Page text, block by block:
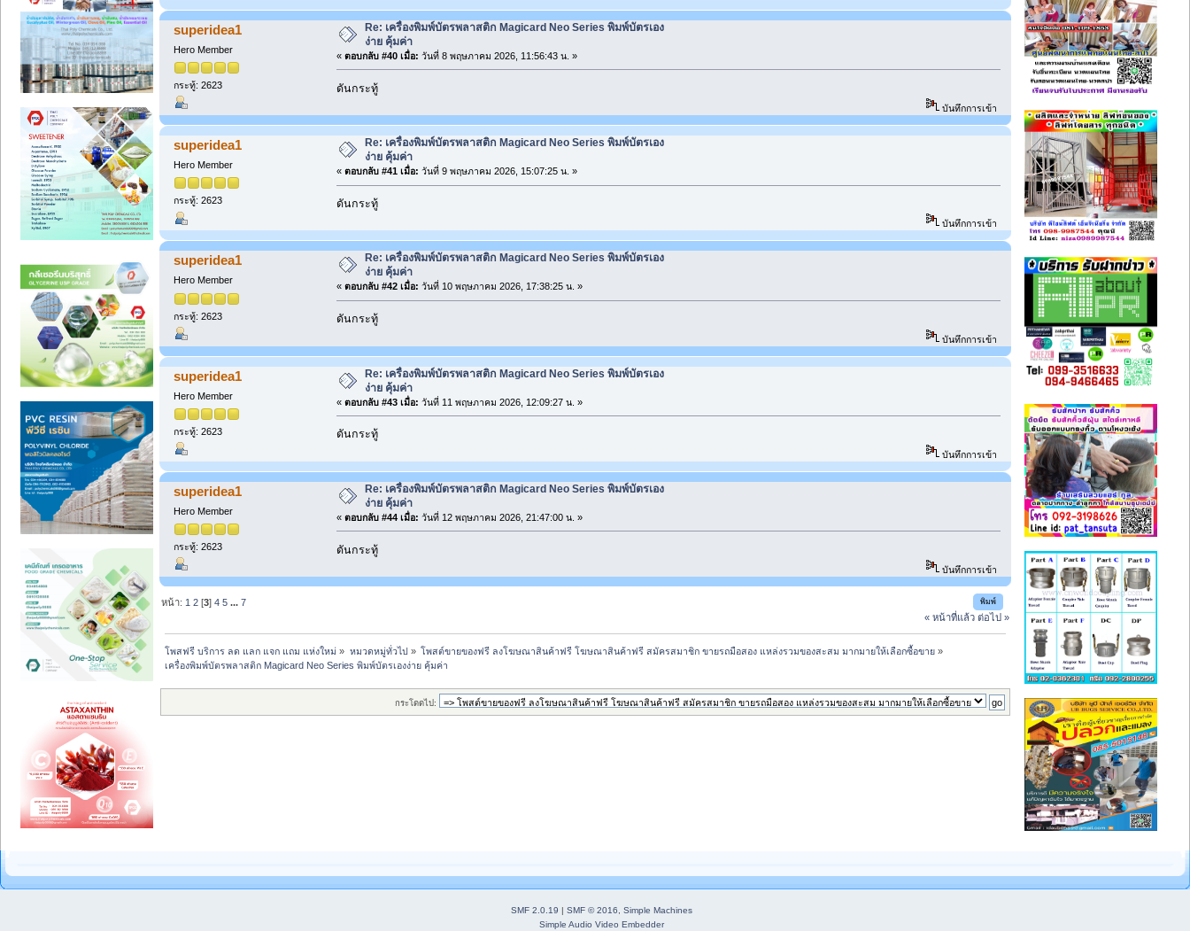
superidea1
Hero Member
กระทู้: 2623
Re: เครื่องพิมพ์บัตรพลาสติก Magicard Neo Series พิมพ์บัตรเอง
ง่าย คุ้มค่า
« ตอบกลับ #40 เมื่อ: วันที่ 8 พฤษภาคม 2026, 11:56:43 น. »
ดันกระทู้
บันทึกการเข้า
superidea1
Hero Member
กระทู้: 2623
Re: เครื่องพิมพ์บัตรพลาสติก Magicard Neo Series พิมพ์บัตรเอง
ง่าย คุ้มค่า
« ตอบกลับ #41 เมื่อ: วันที่ 9 พฤษภาคม 2026, 15:07:25 น. »
ดันกระทู้
บันทึกการเข้า
superidea1
Hero Member
กระทู้: 2623
Re: เครื่องพิมพ์บัตรพลาสติก Magicard Neo Series พิมพ์บัตรเอง
ง่าย คุ้มค่า
« ตอบกลับ #42 เมื่อ: วันที่ 10 พฤษภาคม 2026, 17:38:25 น. »
ดันกระทู้
บันทึกการเข้า
superidea1
Hero Member
กระทู้: 2623
Re: เครื่องพิมพ์บัตรพลาสติก Magicard Neo Series พิมพ์บัตรเอง
ง่าย คุ้มค่า
« ตอบกลับ #43 เมื่อ: วันที่ 11 พฤษภาคม 2026, 12:09:27 น. »
ดันกระทู้
บันทึกการเข้า
superidea1
Hero Member
กระทู้: 2623
Re: เครื่องพิมพ์บัตรพลาสติก Magicard Neo Series พิมพ์บัตรเอง
ง่าย คุ้มค่า
« ตอบกลับ #44 เมื่อ: วันที่ 12 พฤษภาคม 2026, 21:47:00 น. »
ดันกระทู้
บันทึกการเข้า
พิมพ์
หน้า: 1 2 [3]4 5 ...7
« หน้าที่แล้ว ต่อไป »
โพสฟรี บริการ ลด แลก แจก แถม แห่งใหม่ » หมวดหมู่ทั่วไป» โพสต์ขายของฟรี ลงโฆษณาสินค้าฟรี โฆษณาสินค้าฟรี สมัครสมาชิก ขายรถมือสอง แหล่งรวมของสะสม มากมายให้เลือกซื้อขาย»
เครื่องพิมพ์บัตรพลาสติก Magicard Neo Series พิมพ์บัตรเองง่าย คุ้มค่า
กระโดดไป:
SMF 2.0.19 | SMF © 2016
Simple Machines
Simple Audio Video Embedder